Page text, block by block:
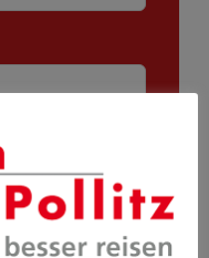
Spambot bist
Flagge